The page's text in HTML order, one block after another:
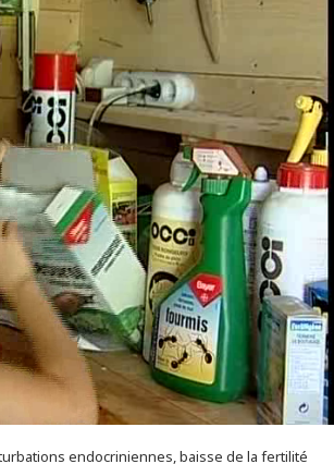
endocriniennes, baisse de la fertilité